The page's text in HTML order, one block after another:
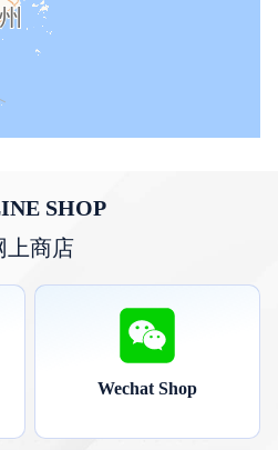
SHOP
上商店
Wechat Shop